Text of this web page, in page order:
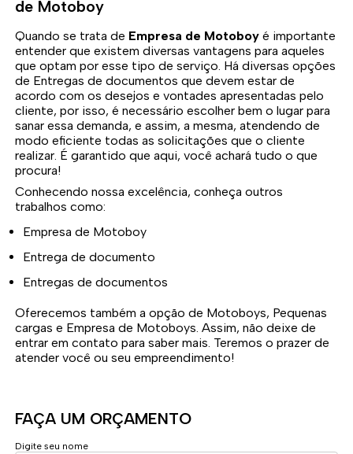
de Motoboy
Quando se trata de Empresa de Motoboy é importante
entender que existem diversas vantagens para aqueles
que optam por esse tipo de serviço. Há diversas opções
de Entregas de documentos que devem estar de
acordo com os desejos e vontades apresentadas pelo
cliente, por isso, é necessário escolher bem o lugar para
sanar essa demanda, e assim, a mesma, atendendo de
modo eficiente todas as solicitações que o cliente
realizar. É garantido que aqui, você achará tudo o que
procura!
Conhecendo nossa excelência, conheça outros
trabalhos como:
Empresa de Motoboy
Entrega de documento
Entregas de documentos
Oferecemos também a opção de Motoboys, Pequenas
cargas e Empresa de Motoboys. Assim, não deixe de
entrar em contato para saber mais. Teremos o prazer de
atender você ou seu empreendimento!
FAÇA UM ORÇAMENTO
Digite seu nome